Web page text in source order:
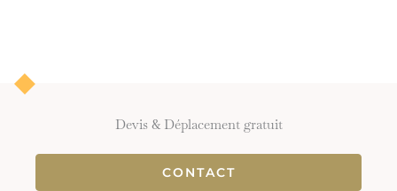
Devis & Déplacement gratuit
CONTACT